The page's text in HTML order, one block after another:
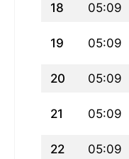
18 05:09
19 05:09
20 05:09
21 05:09
22 05:09